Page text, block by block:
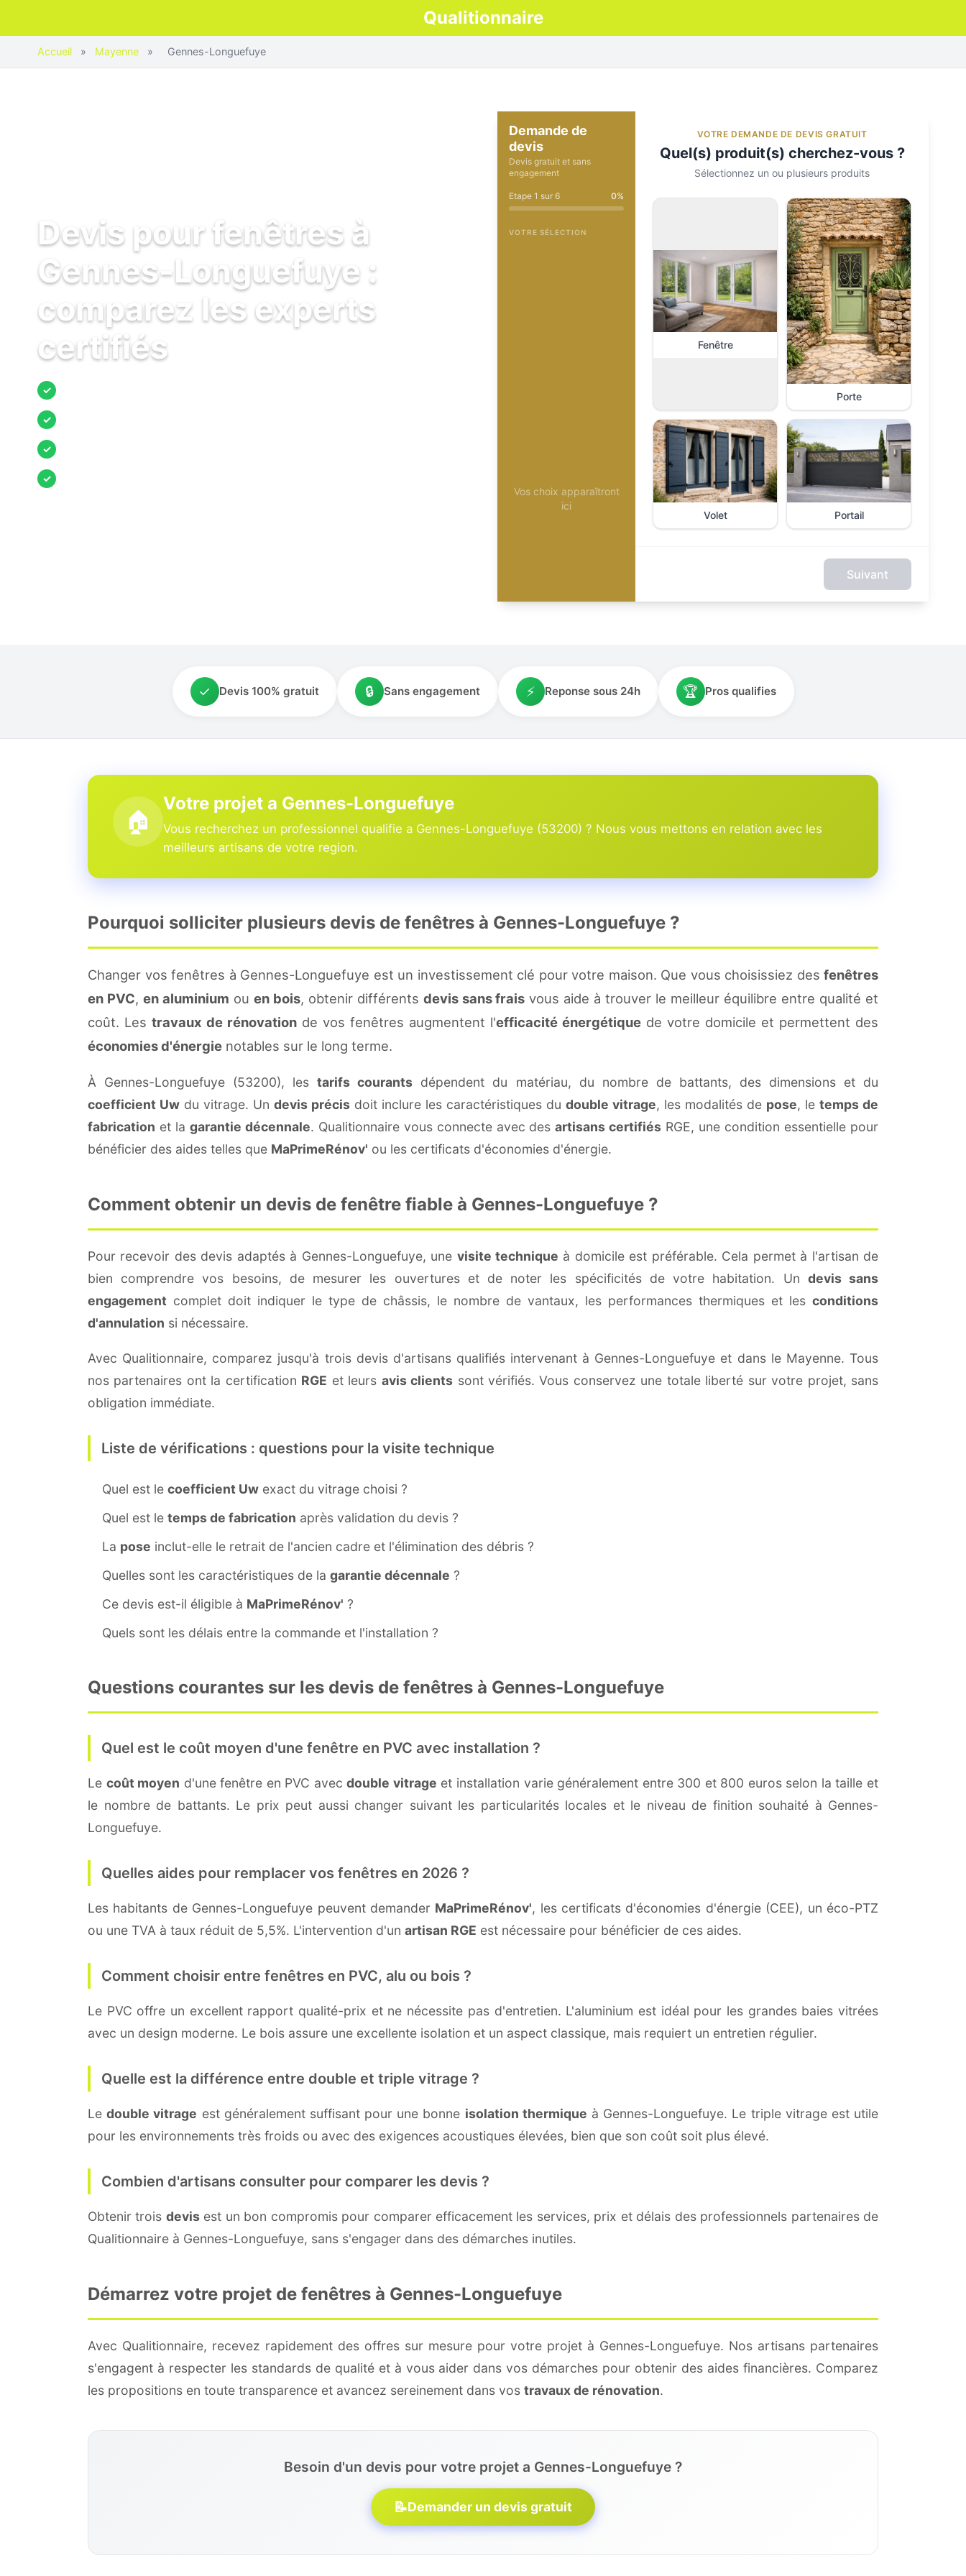
Qualitionnaire
Accueil » Mayenne » Gennes-Longuefuye
Devis pour fenêtres à
Gennes-Longuefuye :
comparez les experts
certifiés
✓
✓
✓
✓
Demande de
devis
Devis gratuit et sans
engagement
Etape 1 sur 6 0%
VOTRE SÉLECTION
Vos choix apparaîtront
ici
VOTRE DEMANDE DE DEVIS GRATUIT
Quel(s) produit(s) cherchez-vous ?
Sélectionnez un ou plusieurs produits
Fenêtre
Porte
Volet Portail
Suivant
✓ Devis 100% gratuit 🔒 Sans engagement ⚡ Reponse sous 24h 🏆 Pros qualifies
🏠
Votre projet a Gennes-Longuefuye
Vous recherchez un professionnel qualifie a Gennes-Longuefuye (53200) ? Nous vous mettons en relation avec les
meilleurs artisans de votre region.
Pourquoi solliciter plusieurs devis de fenêtres à Gennes-Longuefuye ?
Changer vos fenêtres à Gennes-Longuefuye est un investissement clé pour votre maison. Que vous choisissiez des fenêtres
en PVC, en aluminium ou en bois, obtenir différents devis sans frais vous aide à trouver le meilleur équilibre entre qualité et
coût. Les travaux de rénovation de vos fenêtres augmentent l'efficacité énergétique de votre domicile et permettent des
économies d'énergie notables sur le long terme.
À Gennes-Longuefuye (53200), lestarifs courants dépendent du matériau, du nombre de battants, des dimensions et du
coefficient Uw du vitrage. Un devis précis doit inclure les caractéristiques du double vitrage, les modalités de pose, le temps de
fabrication et la garantie décennale. Qualitionnaire vous connecte avec desartisans certifiés RGE, une condition essentielle pour
bénéficier des aides telles que MaPrimeRénov' ou les certificats d'économies d'énergie.
Comment obtenir un devis de fenêtre fiable à Gennes-Longuefuye ?
Pour recevoir des devis adaptés à Gennes-Longuefuye, une visite technique à domicile est préférable. Cela permet à l'artisan de
bien comprendre vos besoins, de mesurer les ouvertures et de noter les spécificités de votre habitation. Un devis sans
engagement complet doit indiquer le type de châssis, le nombre de vantaux, les performances thermiques et les conditions
d'annulation si nécessaire.
Avec Qualitionnaire, comparez jusqu'à trois devis d'artisans qualifiés intervenant à Gennes-Longuefuye et dans le Mayenne. Tous
nos partenaires ont la certification RGE et leurs avis clients sont vérifiés. Vous conservez une totale liberté sur votre projet, sans
obligation immédiate.
Liste de vérifications : questions pour la visite technique
Quel est le coefficient Uw exact du vitrage choisi ?
Quel est le temps de fabrication après validation du devis ?
La pose inclut-elle le retrait de l'ancien cadre et l'élimination des débris ?
Quelles sont les caractéristiques de la garantie décennale ?
Ce devis est-il éligible à MaPrimeRénov' ?
Quels sont les délais entre la commande et l'installation ?
Questions courantes sur les devis de fenêtres à Gennes-Longuefuye
Quel est le coût moyen d'une fenêtre en PVC avec installation ?
Le coût moyen d'une fenêtre en PVC avecdouble vitrage et installation varie généralement entre 300 et 800 euros selon la taille et
le nombre de battants. Le prix peut aussi changer suivant les particularités locales et le niveau de finition souhaité à Gennes-
Longuefuye.
Quelles aides pour remplacer vos fenêtres en 2026 ?
Les habitants de Gennes-Longuefuye peuvent demander MaPrimeRénov', les certificats d'économies d'énergie (CEE), un éco-PTZ
ou une TVA à taux réduit de 5,5%. L'intervention d'un artisan RGE est nécessaire pour bénéficier de ces aides.
Comment choisir entre fenêtres en PVC, alu ou bois ?
Le PVC offre un excellent rapport qualité-prix et ne nécessite pas d'entretien. L'aluminium est idéal pour les grandes baies vitrées
avec un design moderne. Le bois assure une excellente isolation et un aspect classique, mais requiert un entretien régulier.
Quelle est la différence entre double et triple vitrage ?
Ledouble vitrage est généralement suffisant pour une bonne isolation thermique à Gennes-Longuefuye. Le triple vitrage est utile
pour les environnements très froids ou avec des exigences acoustiques élevées, bien que son coût soit plus élevé.
Combien d'artisans consulter pour comparer les devis ?
Obtenir trois devisest un bon compromis pour comparer efficacement les services, prix et délais des professionnels partenaires de
Qualitionnaire à Gennes-Longuefuye, sans s'engager dans des démarches inutiles.
Démarrez votre projet de fenêtres à Gennes-Longuefuye
Avec Qualitionnaire, recevez rapidement des offres sur mesure pour votre projet à Gennes-Longuefuye. Nos artisans partenaires
s'engagent à respecter les standards de qualité et à vous aider dans vos démarches pour obtenir des aides financières. Comparez
les propositions en toute transparence et avancez sereinement dans vos travaux de rénovation.
Besoin d'un devis pour votre projet a Gennes-Longuefuye ?
📝Demander un devis gratuit